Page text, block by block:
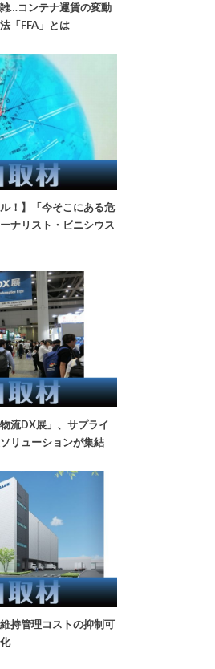
…コンテナ運賃の変動
「FFA」とは
！】「今そこにある危
ナリスト・ビニシウス
流DX展」、サプライ
リューションが集結
持管理コストの抑制可